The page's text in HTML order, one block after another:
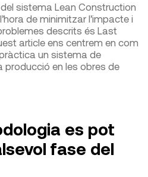
sistema Lean Construction
de minimitzar l’impacte i
descrits és Last
article ens centrem en com
un sistema de
producció en les obres de
es pot
fase del